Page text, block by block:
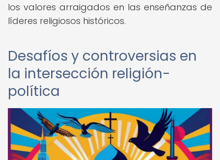
los valores arraigados en las enseñanzas de
líderes religiosos históricos.
Desafíos y controversias en
la intersección religión-
política